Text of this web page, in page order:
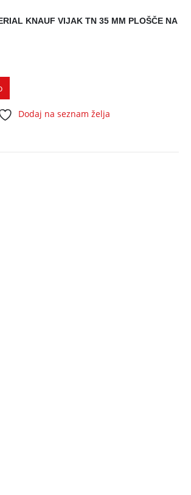
KNAUF VIJAK TN 35 MM PLOŠČE NA
Dodaj na seznam želja